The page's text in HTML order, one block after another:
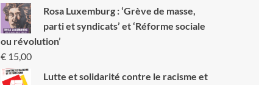
Rosa Luxemburg : ‘Grève de masse,
parti et syndicats’ et ‘Réforme sociale
ou révolution’
€15,00
Lutte et solidarité contre le racisme et